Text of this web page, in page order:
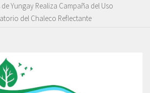
Yungay Realiza Campaña del Uso
del Chaleco Reflectante